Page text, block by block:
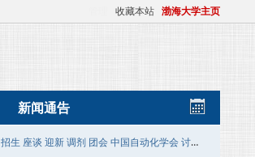
收藏本站 渤海大学主页
新闻通告
招生 座谈 迎新调剂 团会中国自动化学会讨论